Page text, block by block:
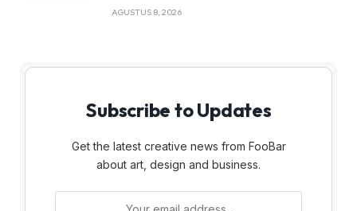
AGUSTUS 8, 2026
Subscribe to Updates
Get the latest creative news from FooBar
about art, design and business.